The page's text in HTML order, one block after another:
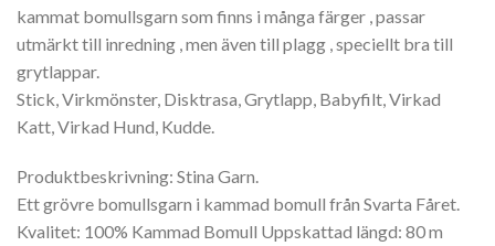
kammat bomullsgarn som finns i många färger , passar
utmärkt till inredning , men även till plagg , speciellt bra till
grytlappar.
Stick, Virkmönster, Disktrasa, Grytlapp, Babyfilt, Virkad
Katt, Virkad Hund, Kudde.
Produktbeskrivning: Stina Garn.
Ett grövre bomullsgarn i kammad bomull från Svarta Fåret.
Kvalitet: 100% Kammad Bomull Uppskattad längd: 80 m